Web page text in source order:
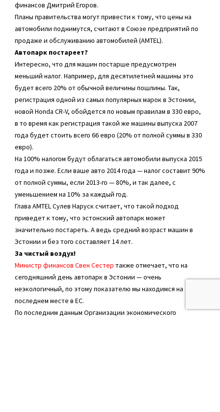
финансов Дмитрий Егоров.
Планы правительства могут привести к тому, что цены на
автомобили поднимутся, считают в Союзе предприятий по
продаже и обслуживанию автомобилей (AMTEL).
Автопарк постареет?
Интересно, что для машин постарше предусмотрен
меньший налог. Например, для десятилетней машины это
будет всего 20% от обычной величины пошлины. Так,
регистрация одной из самых популярных марок в Эстонии,
новой Honda CR-V, обойдется по новым правилам в 330 евро,
в то время как регистрация такой же машины выпуска 2007
года будет стоить всего 66 евро (20% от полной суммы в 330
евро).
На 100% налогом будут облагаться автомобили выпуска 2015
года и позже. Если ваше авто 2014 года — налог составит 90%
от полной суммы, если 2013-го — 80%, и так далее, с
уменьшением на 10% за каждый год.
Глава AMTEL Сулев Наруск считает, что такой подход
приведет к тому, что эстонский автопарк может
значительно постареть. А ведь средний возраст машин в
Эстонии и без того составляет 14 лет.
За чистый воздух!
Министр финансов Свен Сестер также отмечает, что на
сегодняшний день автопарк в Эстонии — очень
неэкологичный, по этому показателю мы находимся на
последнем месте в ЕС.
По последним данным Организации экономического